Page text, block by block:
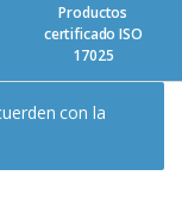
Productos
certificado ISO
17025
con la